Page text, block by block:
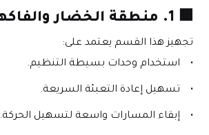
🟧 1. منطقة الخضار والفاكهة
تجهيز هذا القسم يعتمد على:
استخدام وحدات بسيطة التنظيم.
تسهيل إعادة التعبئة السريعة.
إبقاء المسارات واسعة لتسهيل الحركة.